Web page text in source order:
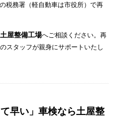
税務署（軽自動車は市役所）で再
土屋整備工場へご相談ください。再
スタッフが親身にサポートいたし
早い」車検なら土屋整